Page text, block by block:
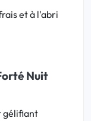
et à l'abri
Nuit
gélifiant